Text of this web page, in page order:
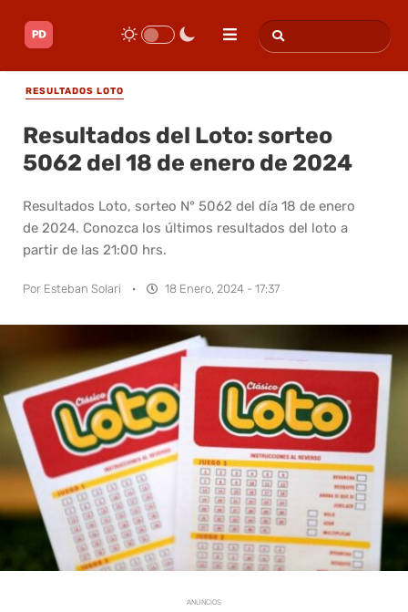
RESULTADOS LOTO
Resultados del Loto: sorteo
5062 del 18 de enero de 2024
Resultados Loto, sorteo N° 5062 del día 18 de enero
de 2024. Conozca los últimos resultados del loto a
partir de las 21:00 hrs.
Por Esteban Solari · 18 Enero, 2024 - 17:37
ANUNCIOS